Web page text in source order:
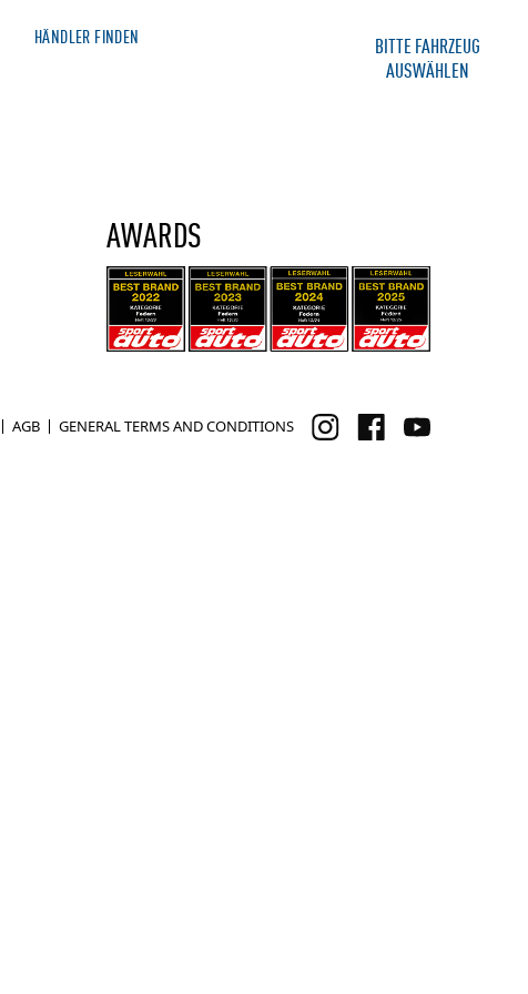
HÄNDLER FINDEN
BITTE FAHRZEUG
AUSWÄHLEN
AWARDS
AGB GENERAL TERMS AND CONDITIONS